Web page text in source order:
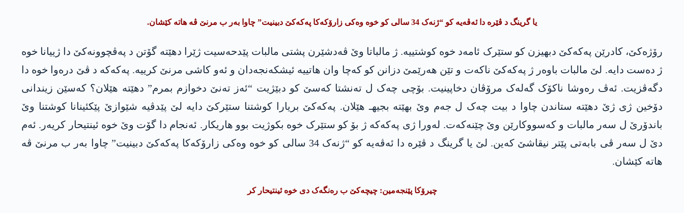
یا گرینگ د ڤێرە دا ئەڤەیە کو “ژنەک 34 سالی کو خوە وەکی زارۆکەکا پەکەکێ دبینیت” چاوا بەر ب مرنێ ڤە ھاتە کێشان.
رۆژەکێ، کادرێن پەکەکێ دبھیزن کو ستێرک ئامەد خوە کوشتییە. ژ مالباتا وێ ڤەدشێرن پشتی مالبات پێدحەسیت ژێرا دهێتە گۆتن د پەڤچوونەکێ دا ژییانا خوە
ژ دەست دایە. لێ مالبات باوەر ژ پەکەکێ ناکەت و تێن ھەرێمێ دزانن کو کەچا وان ھاتییە ئیشکەنجەدان و ئەو کاشی مرنێ کرییە. پەکەکە د ڤێ درەوا خوە دا
دگەڤزیت. ئەڤ رەوشا ناکۆک گەلەک مرۆڤان دخاپینیت. بۆچی چەک ل تەنشتا کەسێ کو دبێژیت “ئەز تەنێ دخوازم بمرم” دهێتە هێلان؟ کەسێن زیندانی
دۆخین ژی ژێ دهێتە ستاندن چاوا د بیت چەک ل جەم وێ بهێتە بجیهـ هێلان. پەکەکێ بریارا کوشتنا ستێرکێ دایە لێ پێدڤیە شێوازێ پێکئینانا کوشتنا وێ
باندۆرێ ل سەر مالبات و کەسووکارێن وێ چێنەکەت. لەورا ژی پەکەکە ژ بۆ کو ستێرک خوە بکوژیت بوو هاریکار. ئەنجام دا گۆت وێ خوە ئینتیحار کریەر. ئەم
دێ ل سەر ڤی بابەتی پێتر نیقاشێ کەین. لێ یا گرینگ د ڤێرە دا ئەڤەیە کو “ژنەک 34 سالی کو خوە وەکی زارۆکەکا پەکەکێ دبینیت” چاوا بەر ب مرنێ ڤە
ھاتە کێشان.
چیرۆکا پێنجەمین: چیچەکێ ب رەنگەک دی خوە ئینتیحار کر